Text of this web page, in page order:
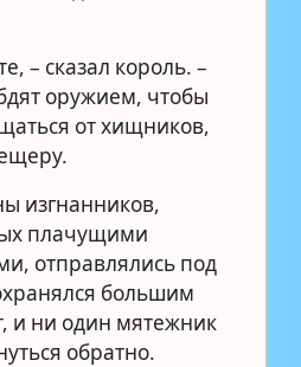
– сказал король. –
оружием, чтобы
от хищников,
изгнанников,
плачущими
отправлялись под
большим
и ни один мятежник
обратно.